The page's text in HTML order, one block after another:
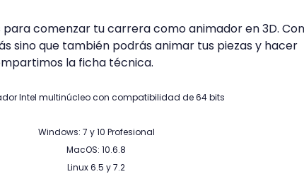
para comenzar tu carrera como animador en 3D.
sino que también podrás animar tus piezas y hacer
la ficha técnica.
Intel multinúcleo con compatibilidad de 64 bits
Windows: 7 y 10 Profesional
MacOS: 10.6.8
Linux 6.5 y 7.2